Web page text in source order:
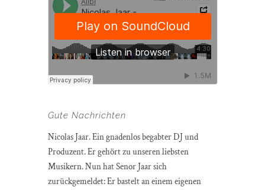
Gute Nachrichten
Nicolas Jaar. Ein gnadenlos begabter DJ und
Produzent. Er gehört zu unseren liebsten
Musikern. Nun hat Senor Jaar sich
zurückgemeldet: Er bastelt an einem eigenen